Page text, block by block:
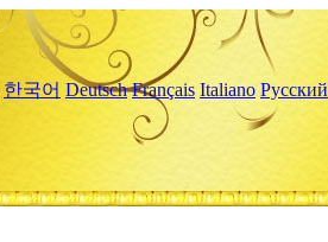
한국어 Deutsch Français Italiano Русский